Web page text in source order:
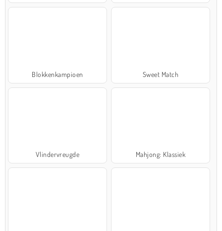
Blokkenkampioen Sweet Match
Vlindervreugde Mahjong: Klassiek